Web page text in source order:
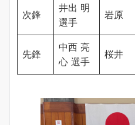
次鋒
井出 明
選手
岩原
先鋒
中西 亮
心 選手
桜井